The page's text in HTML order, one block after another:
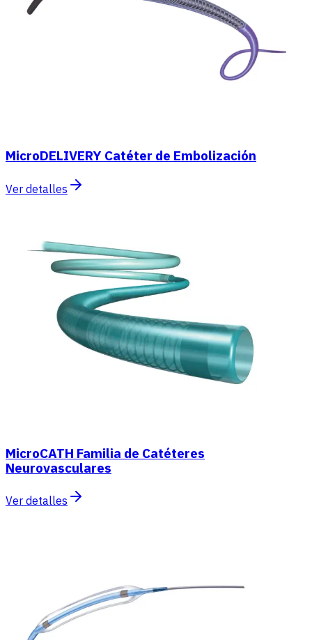
MicroDELIVERY Catéter de Embolización
Ver detalles
MicroCATH Familia de Catéteres
Neurovasculares
Ver detalles